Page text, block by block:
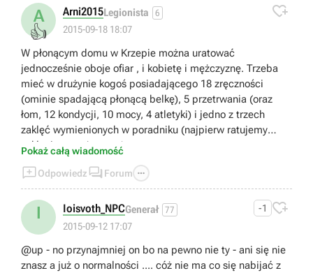
A
👍
Arni2015Legionista 6
2015-09-18 18:07

W płonącym domu w Krzepie można uratować
jednocześnie oboje ofiar , i kobietę i mężczyznę. Trzeba
mieć w drużynie kogoś posiadającego 18 zręczności
(ominie spadającą płonącą belkę), 5 przetrwania (oraz
łom, 12 kondycji, 10 mocy, 4 atletyki) i jedno z trzech
zaklęć wymienionych w poradniku (najpierw ratujemy
zaklęciem mężczyznę).
Pokaż całą wiadomość
Odpowiedz  Forum 
I Ioisvoth_NPCGenerał 77
2015-09-12 17:07
-1 
@up - no przynajmniej on bo na pewno nie ty - ani się nie
znasz a już o normalności .... cóż nie ma co się nabijać z